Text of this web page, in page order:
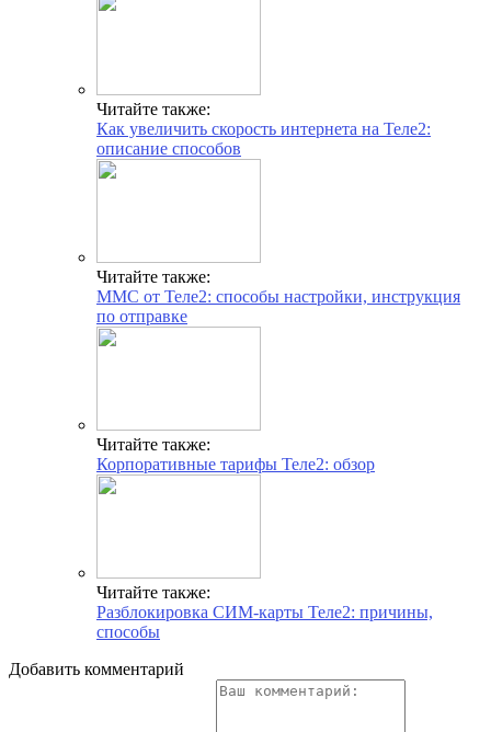
Читайте также:
Как увеличить скорость интернета на Теле2:
описание способов
Читайте также:
ММС от Теле2: способы настройки, инструкция
по отправке
Читайте также:
Корпоративные тарифы Теле2: обзор
Читайте также:
Разблокировка СИМ-карты Теле2: причины,
способы
Добавить комментарий